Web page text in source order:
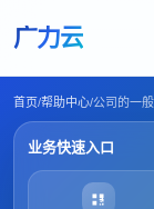
广力云
首页/帮助中心/公司的一
业务快速入口